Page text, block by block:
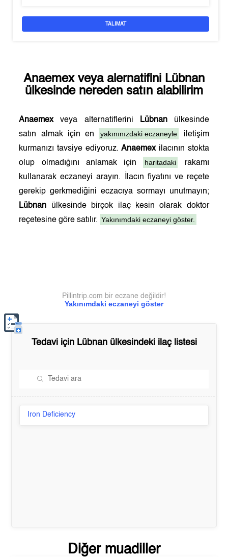
TALIMAT
Anaemexveya alernatifini Lübnan
ülkesinde nereden satın alabilirim
Anaemexveya alternatiflerini Lübnanülkesinde
satın almak için en
yakınınızdaki eczaneyle
iletişim
kurmanızı tavsiye ediyoruz.Anaemexilacının stokta
olup olmadığını anlamak için
haritadaki
rakamı
kullanarak eczaneyi arayın. İlacın fiyatını ve reçete
gerekip gerkmediğini eczacıya sormayı unutmayın;
Lübnan ülkesinde birçok ilaç kesin olarak doktor
reçetesine göre satılır. Yakınımdaki eczaneyi göster.
Yakınımdaki eczaneyi göster
Pillintrip.com bir eczane değildir!
Tedavi için Lübnanülkesindeki ilaç listesi
Iron Deficiency
Diğer muadiller